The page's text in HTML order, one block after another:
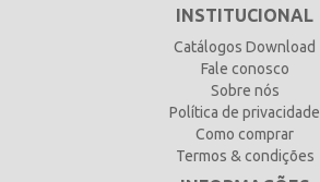
INSTITUCIONAL
Catálogos Download
Fale conosco
Sobre nós
Política de privacidade
Como comprar
Termos & condições